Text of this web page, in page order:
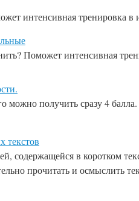
интенсивная тренировка в
Поможет интенсивная
получить сразу 4
текстов
содержащейся в коротком
прочитать и осмыслить